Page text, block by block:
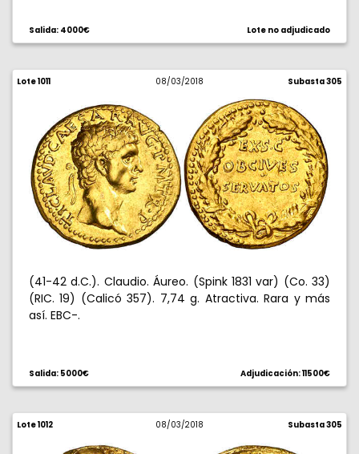
Salida: 4000€ Lote no adjudicado
Lote 1011 08/03/2018 Subasta 305
(41-42 d.C.). Claudio. Áureo. (Spink 1831 var) (Co. 33)
(RIC. 19) (Calicó 357). 7,74 g. Atractiva. Rara y más
así. EBC-.
Salida: 5000€ Adjudicación: 11500€
Lote 1012 08/03/2018 Subasta 305